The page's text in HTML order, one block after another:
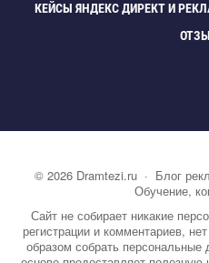
КЕЙСЫ ЯНДЕКС ДИРЕКТ И
© 2026 Dramtezi.ru· Блог
Обучение,
Сайт не собирает никакие
регистрации и комментариев,
образом собрать персональные